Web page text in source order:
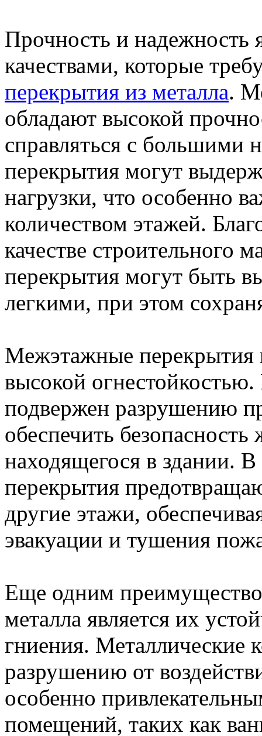
Прочность и надежность
качествами, которые
перекрытия из металла.
обладают высокой
справляться с большими
перекрытия могут
нагрузки, что особенно
количеством этажей.
качестве строительного
перекрытия могут быть
легкими, при этом
Межэтажные перекрытия
высокой
подвержен разрушению
обеспечить
находящегося в здании.
перекрытия
другие этажи,
эвакуации и тушения
Еще одним
металла является их
гниения. Металлические
разрушению от
особенно
помещений, таких как